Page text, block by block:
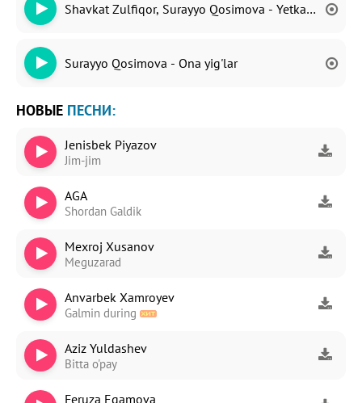
Shavkat Zulfiqor, Surayyo Qosimova - Yetkazganinga
Surayyo Qosimova - Ona yig'lar
НОВЫЕ ПЕСНИ:
Jenisbek Piyazov
Jim-jim
AGA
Shordan Galdik
Mexroj Xusanov
Meguzarad
Anvarbek Xamroyev
Galmin during
Aziz Yuldashev
Bitta o'pay
Feruza Egamova